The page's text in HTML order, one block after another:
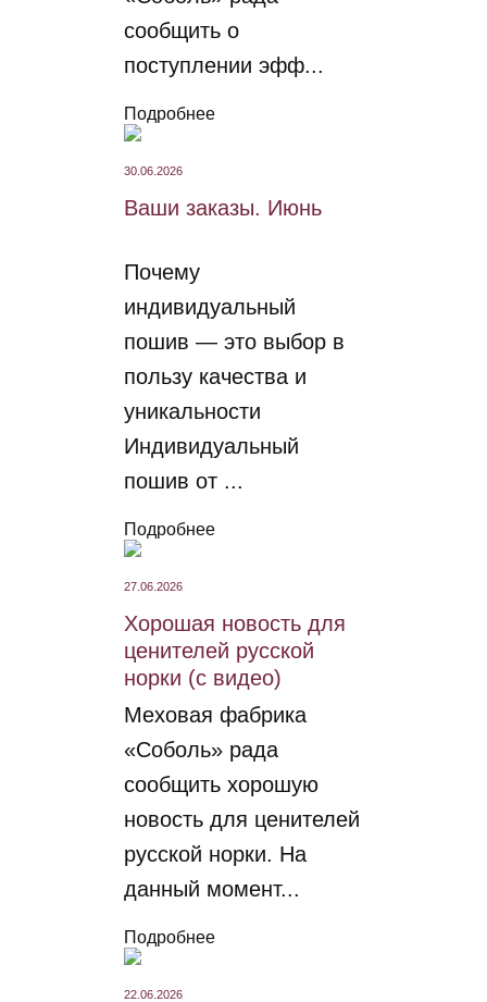
сообщить о
поступлении эфф...
Подробнее
30.06.2026
Ваши заказы. Июнь
Почему
индивидуальный
пошив — это выбор в
пользу качества и
уникальности
Индивидуальный
пошив от ...
Подробнее
27.06.2026
Хорошая новость для
ценителей русской
норки (с видео)
Меховая фабрика
«Соболь» рада
сообщить хорошую
новость для ценителей
русской норки. На
данный момент...
Подробнее
22.06.2026